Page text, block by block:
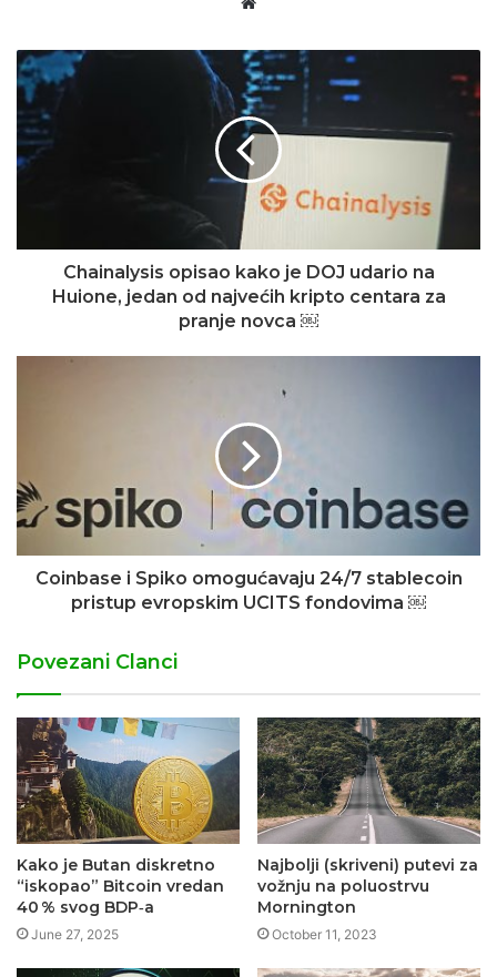
Chainalysis opisao kako je DOJ udario na
Huione, jedan od najvećih kripto centara za
pranje novca ￼
Coinbase i Spiko omogućavaju 24/7 stablecoin
pristup evropskim UCITS fondovima ￼
Povezani Clanci
Kako je Butan diskretno
“iskopao” Bitcoin vredan
40 % svog BDP‑a
June 27, 2025
Najbolji (skriveni) putevi za
vožnju na poluostrvu
Mornington
October 11, 2023